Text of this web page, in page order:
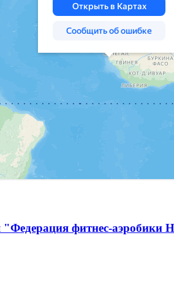
фитнес-аэробики